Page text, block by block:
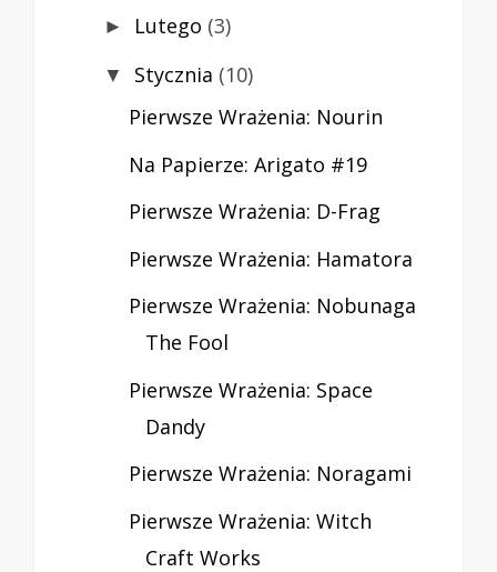
► Lutego (3)
▼ Stycznia (10)
Pierwsze Wrażenia: Nourin
Na Papierze: Arigato #19
Pierwsze Wrażenia: D-Frag
Pierwsze Wrażenia: Hamatora
Pierwsze Wrażenia: Nobunaga
The Fool
Pierwsze Wrażenia: Space
Dandy
Pierwsze Wrażenia: Noragami
Pierwsze Wrażenia: Witch
Craft Works